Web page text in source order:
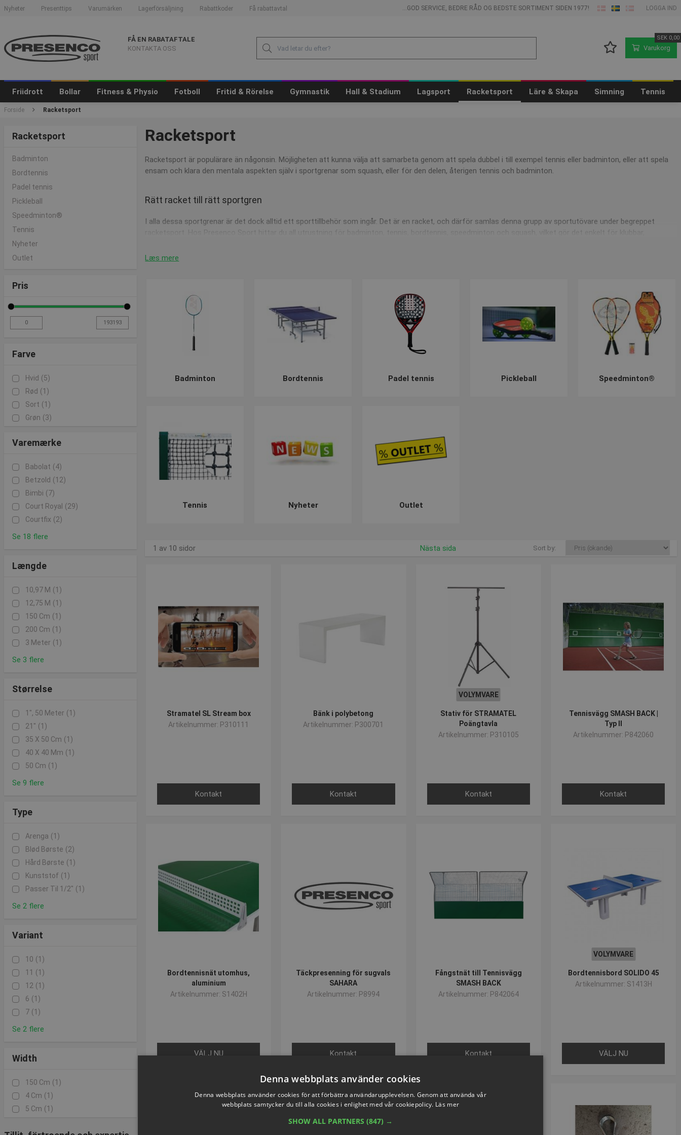
Nyheter Presenttips Varumärken Lagerförsäljning Rabattkoder Få rabattavtal ...GOD SERVICE, BEDRE RÅD OG BEDSTE SORTIMENT SIDEN 1977! LOGGA IND
FÅ EN RABATAFTALE
KONTAKTA OSS
Varukorg
SEK0,00
Friidrott Bollar Fitness & Physio Fotboll Fritid & Rörelse Gymnastik Hall & Stadium Lagsport Racketsport Läre & Skapa Simning Tennis
Forside Racketsport
Racketsport
Badminton
Bordtennis
Padel tennis
Pickleball
Speedminton®
Tennis
Nyheter
Outlet
Pris
Farve
Hvid (5)
Rød (1)
Sort (1)
Grøn (3)
Varemærke
Babolat (4)
Betzold (12)
Bimbi (7)
Court Royal (29)
Courtfix (2)
Se 18 flere
Længde
10,97 M (1)
12,75 M (1)
150 Cm (1)
200 Cm (1)
3 Meter (1)
Se 3 flere
Størrelse
1", 50 Meter (1)
21" (1)
35 X 50 Cm (1)
40 X 40 Mm (1)
50 Cm (1)
Se 9 flere
Type
Arenga (1)
Blød Børste (2)
Hård Børste (1)
Kunststof (1)
Passer Til 1/2" (1)
Se 2 flere
Variant
10 (1)
11 (1)
12 (1)
6 (1)
7 (1)
Se 2 flere
Width
150 Cm (1)
4 Cm (1)
5 Cm (1)
Racketsport
Racketsport är populärare än någonsin. Möjligheten att kunna välja att samarbeta genom att spela dubbel i till exempel tennis eller badminton, eller att spela
ensam och klara den mentala aspekten själv i sportgrenar som squash, eller för den delen, återigen tennis och badminton.
Rätt racket till rätt sportgren
I alla dessa sportgrenar är det dock alltid ett sporttillbehör som ingår. Det är en racket, och därför samlas denna grupp av sportutövare under begreppet
Förutom den viktiga racketen, så finns en lång rad hjälpmedel och redskap som är ytterst lämpliga för de olika racketsportgrenarna. En badmintonmatch är
exempelvis mycket lättare att spela med ett nät mellan spelarna, och ett sådant hittar du naturligtvis här på sidan, precis som vi har nätstolpar, racketar, bord,
bollar, racketväskor, golvbeläggning och domarutrustning.
Hos Presenco Sport hittar du ett brett sortiment med racketutrustning för alla typer av racketsporter, oavsett om det gäller lek, träning, tävling eller match.
Har du frågor beträffande redskap för racketsporter, så är det bara att kontakta oss. Ring oss på +45 7550 6011eller skriv till post@presencosport.se.
Læs mere
Badminton Bordtennis Padel tennis Pickleball Speedminton®
Tennis Nyheter Outlet
1 av 10 sidor Nästa sida Sort by:
Stramatel SL Stream box
Artikelnummer: P310111
Kontakt
Bänk i polybetong
Artikelnummer: P300701
Kontakt
VOLYMVARE
Stativ för STRAMATEL
Poängtavla
Artikelnummer: P310105
Kontakt
Tennisvägg SMASH BACK |
Typ II
Artikelnummer: P842060
Kontakt
Bordtennisnät utomhus,
aluminium
Artikelnummer: S1402H
VÄLJ NU
Täckpresenning för sugvals
SAHARA
Artikelnummer: P8994
Kontakt
Fångstnät till Tennisvägg
SMASH BACK
Artikelnummer: P842064
Kontakt
VOLYMVARE
Bordtennisbord SOLIDO 45
Artikelnummer: S1413H
VÄLJ NU
Denna webbplats använder cookies
Denna webbplats använder cookies för att förbättra användarupplevelsen. Genom att använda vår
webbplats samtycker du till alla cookies i enlighet med vår cookiepolicy. Läs mer
SHOW ALL PARTNERS (847) →